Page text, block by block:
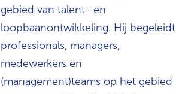
gebied van talent- en
loopbaanontwikkeling. Hij begeleidt
professionals, managers,
medewerkers en
(management)teams op het gebied